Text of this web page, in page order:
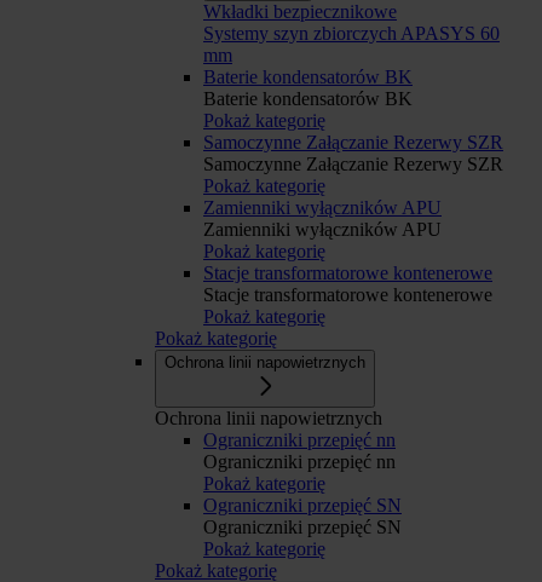
Wkładki bezpiecznikowe
Systemy szyn zbiorczych APASYS 60
mm
Baterie kondensatorów BK
Baterie kondensatorów BK
Pokaż kategorię
Samoczynne Załączanie Rezerwy SZR
Samoczynne Załączanie Rezerwy SZR
Pokaż kategorię
Zamienniki wyłączników APU
Zamienniki wyłączników APU
Pokaż kategorię
Stacje transformatorowe kontenerowe
Stacje transformatorowe kontenerowe
Pokaż kategorię
Pokaż kategorię
Ochrona linii napowietrznych
Ochrona linii napowietrznych
Ograniczniki przepięć nn
Ograniczniki przepięć nn
Pokaż kategorię
Ograniczniki przepięć SN
Ograniczniki przepięć SN
Pokaż kategorię
Pokaż kategorię